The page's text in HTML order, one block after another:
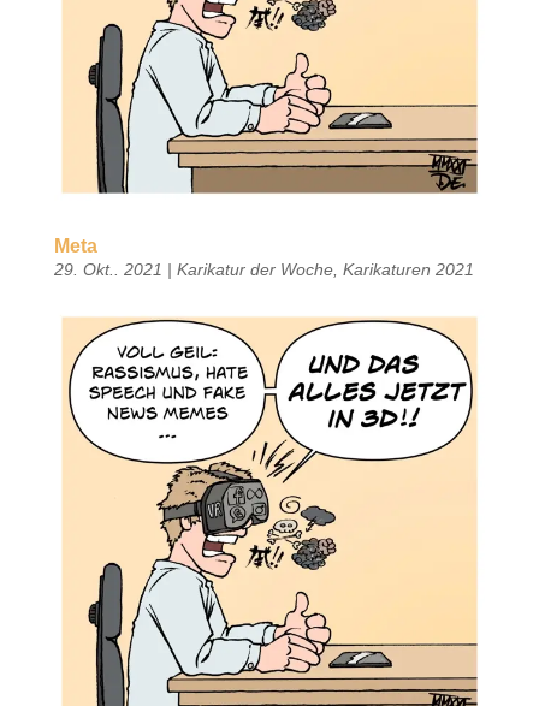
Meta
29. Okt.. 2021 | Karikatur der Woche, Karikaturen 2021